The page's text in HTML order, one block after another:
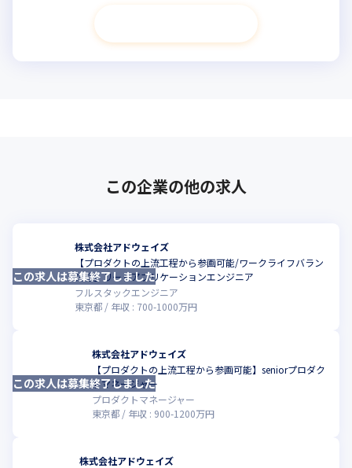
この企業の他の求人
株式会社アドウェイズ
【プロダクトの上流工程から参画可能/ワークライフバラン
ス◎】リードアプリケーションエンジニア
フルスタックエンジニア
東京都
年収 : 700-1000万円
この求人は募集終了しました
株式会社アドウェイズ
【プロダクトの上流工程から参画可能】seniorプロダク
トマネージャー
プロダクトマネージャー
東京都
年収 : 900-1200万円
この求人は募集終了しました
株式会社アドウェイズ